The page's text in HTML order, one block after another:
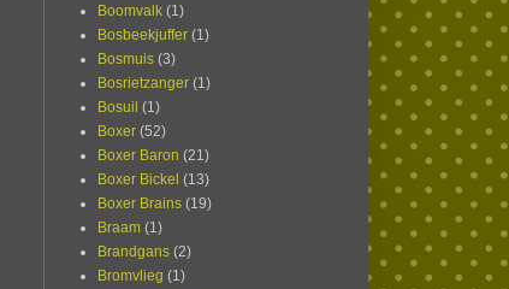
Boomvalk (1)
Bosbeekjuffer (1)
Bosmuis (3)
Bosrietzanger (1)
Bosuil (1)
Boxer (52)
Boxer Baron (21)
Boxer Bickel (13)
Boxer Brains (19)
Braam (1)
Brandgans (2)
Bromvlieg (1)